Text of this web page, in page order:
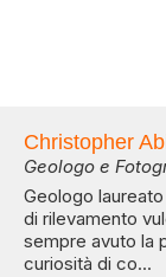
Christopher
Geologo e
Geologo
di rilevamento
sempre avuto la
curiosità di co...